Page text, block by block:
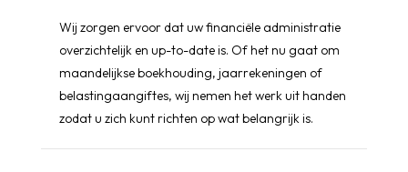
Wij zorgen ervoor dat uw financiële administratie
overzichtelijk en up-to-date is. Of het nu gaat om
maandelijkse boekhouding, jaarrekeningen of
belastingaangiftes, wij nemen het werk uit handen
zodat u zich kunt richten op wat belangrijk is.